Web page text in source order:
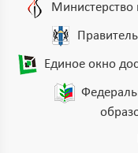
Министерство
Единое окно